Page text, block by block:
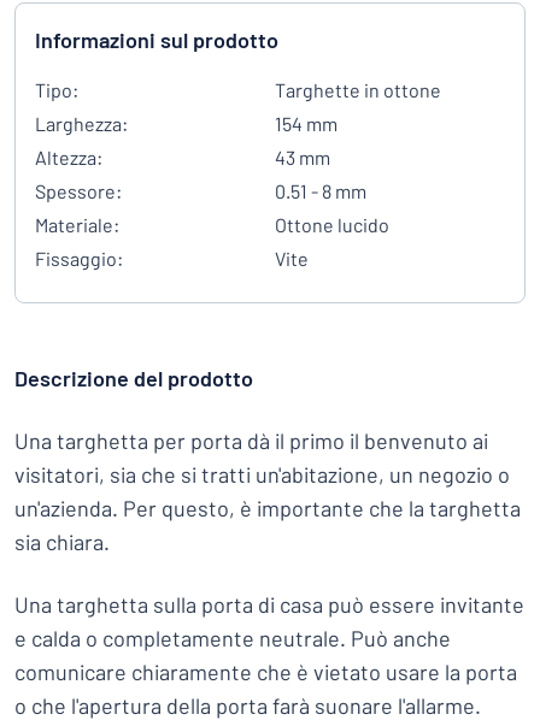
Informazioni sul prodotto
Tipo:
Targhette in ottone
Larghezza:
154 mm
Altezza:
43 mm
Spessore:
0.51 - 8 mm
Materiale:
Ottone lucido
Fissaggio:
Vite
Descrizione del prodotto
Una targhetta per porta dà il primo il benvenuto ai
visitatori, sia che si tratti un'abitazione, un negozio o
un'azienda. Per questo, è importante che la targhetta
sia chiara.
Una targhetta sulla porta di casa può essere invitante
e calda o completamente neutrale. Può anche
comunicare chiaramente che è vietato usare la porta
o che l'apertura della porta farà suonare l'allarme.